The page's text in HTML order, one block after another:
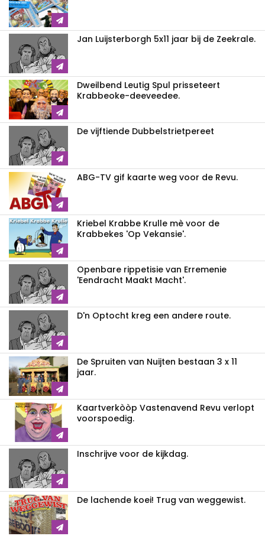
Jan Luijsterborgh 5x11 jaar bij de Zeekrale.
Dweilbend Leutig Spul prisseteert
Krabbeoke-deeveedee.
De vijftiende Dubbelstrietpereet
ABG-TV gif kaarte weg voor de Revu.
Kriebel Krabbe Krulle mè voor de
Krabbekes 'Op Vekansie'.
Openbare rippetisie van Erremenie
'Eendracht Maakt Macht'.
D'n Optocht kreg een andere route.
De Spruiten van Nuijten bestaan 3 x 11
jaar.
Kaartverkòòp Vastenavend Revu verlopt
voorspoedig.
Inschrijve voor de kijkdag.
De lachende koei! Trug van weggewist.